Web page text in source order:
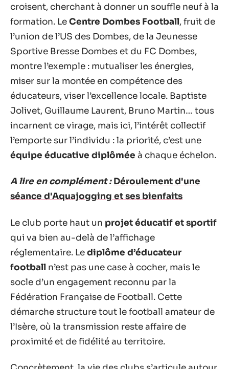
croisent, cherchant à donner un souffle neuf à la
formation. LeCentre Dombes Football, fruit de
l’union de l’US des Dombes, de la Jeunesse
Sportive Bresse Dombes et du FC Dombes,
montre l’exemple : mutualiser les énergies,
miser sur la montée en compétence des
éducateurs, viser l’excellence locale. Baptiste
Jolivet, Guillaume Laurent, Bruno Martin… tous
incarnent ce virage, mais ici, l’intérêt collectif
l’emporte sur l’individu : la priorité, c’est une
équipe éducative diplômée à chaque échelon.
A lire en complément : Déroulement d'une
séance d'Aquajogging et ses bienfaits
Le club porte haut un projet éducatif et sportif
qui va bien au-delà de l’affichage
réglementaire. Lediplôme d’éducateur
football n’est pas une case à cocher, mais le
socle d’un engagement reconnu par la
Fédération Française de Football. Cette
démarche structure tout le football amateur de
l’Isère, où la transmission reste affaire de
proximité et de fidélité au territoire.